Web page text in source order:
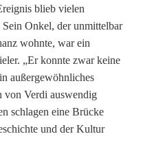
blieb vielen
Onkel, der unmittelbar
wohnte, war ein
„Er konnte zwar keine
außergewöhnliches
von Verdi auswendig
schlagen eine Brücke
und der Kultur